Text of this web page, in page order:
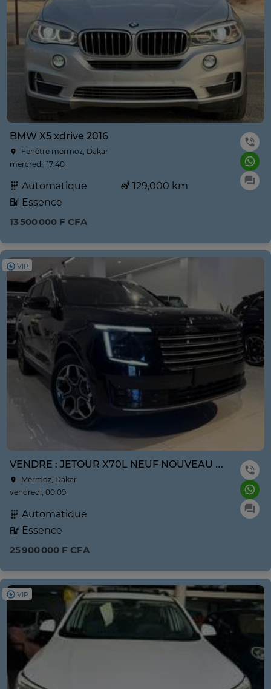
BMW X5 xdrive 2016
Fenêtre mermoz, Dakar
mercredi, 17:40
Automatique
129,000 km
Essence
13 500 000 F CFA
VIP
VENDRE : JETOUR X70L NEUF NOUVEAU MODÈLE ANNE 2026
Mermoz, Dakar
vendredi, 00:09
Automatique
Essence
25 900 000 F CFA
VIP